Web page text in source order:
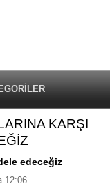
KARŞI
edeceğiz
12:06